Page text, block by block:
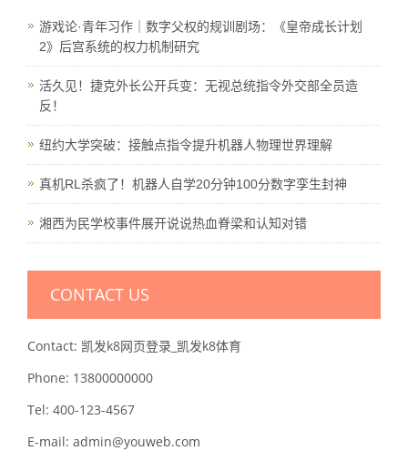
游戏论·青年习作｜数字父权的规训剧场：《皇帝成长计划
2》后宫系统的权力机制研究
活久见！捷克外长公开兵变：无视总统指令外交部全员造
反！
纽约大学突破：接触点指令提升机器人物理世界理解
真机RL杀疯了！机器人自学20分钟100分数字孪生封神
湘西为民学校事件展开说说热血脊梁和认知对错
CONTACT US
Contact: 凯发k8网页登录_凯发k8体育
Phone: 13800000000
Tel: 400-123-4567
E-mail: admin@youweb.com